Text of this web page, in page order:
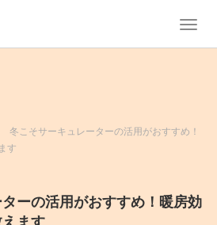
T
a
a
冬こそサーキュレーターの活用がおすすめ！
す
ーの活用がおすすめ！暖房効
ます